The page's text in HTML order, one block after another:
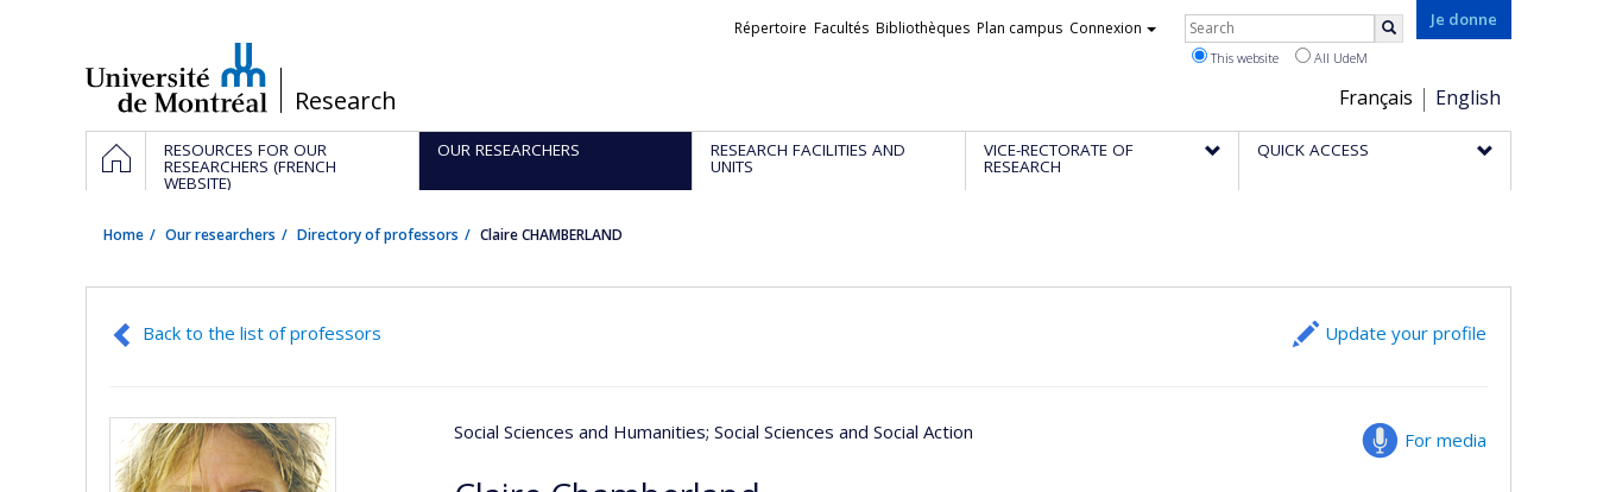
/Research
Je donne
Choix
de
la
Français English
Liens
Répertoire Facultés Bibliothèques Plan campus Connexion Rechercher
This website All UdeM
Navigation
principale
HOMERESOURCES FOR OUR
RESEARCHERS (FRENCH
WEBSITE)
OUR RESEARCHERS RESEARCH FACILITIES AND
UNITS
VICE-RECTORATE OF
RESEARCH
QUICK ACCESS
Home Our researchers Directory of professors Claire CHAMBERLAND
Back to the list of professors Update your profile
For media
Social Sciences and Humanities; Social Sciences and Social Action